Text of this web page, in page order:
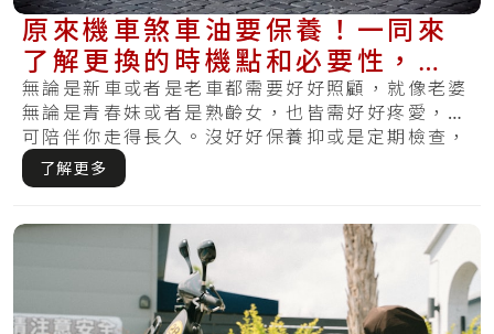
原來機車煞車油要保養！一同來
了解更換的時機點和必要性，使
你不再煞不住
無論是新車或者是老車都需要好好照顧，就像老婆
無論是青春妹或者是熟齡女，也皆需好好疼愛，才
可陪伴你走得長久。沒好好保養抑或是定期檢查，
哪天.....
了解更多